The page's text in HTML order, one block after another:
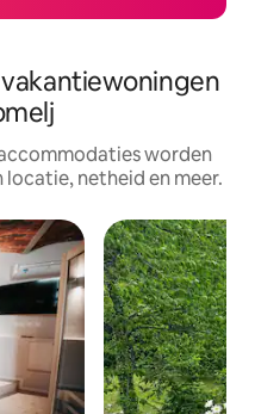
worden
netheid en meer.